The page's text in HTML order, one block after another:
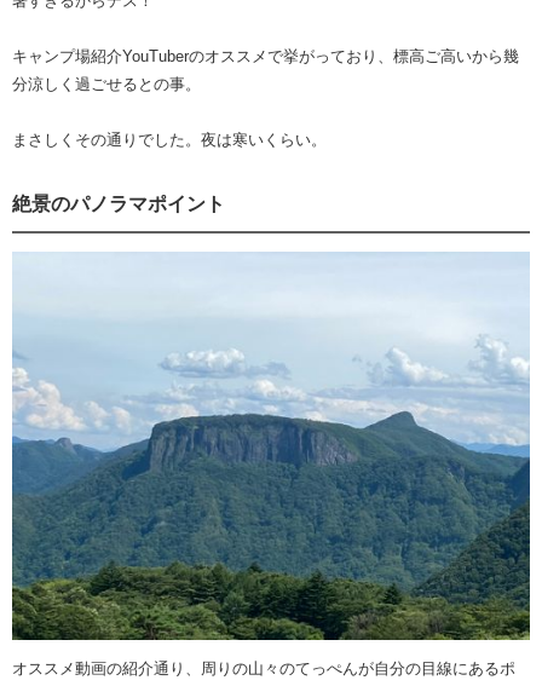
キャンプ場紹介YouTuberのオススメで挙がっており、標高ご高いから幾
分涼しく過ごせるとの事。
まさしくその通りでした。夜は寒いくらい。
絶景のパノラマポイント
オススメ動画の紹介通り、周りの山々のてっぺんが自分の目線にあるポ